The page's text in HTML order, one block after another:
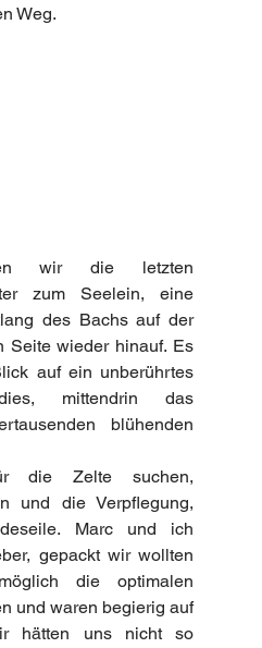
Weg.
wir die letzten
zum Seelein, eine
des Bachs auf der
Seite wieder hinauf. Es
auf ein unberührtes
mittendrin das
blühenden
die Zelte suchen,
und die Verpflegung,
Marc und ich
gepackt wir wollten
die optimalen
und waren begierig auf
hätten uns nicht so